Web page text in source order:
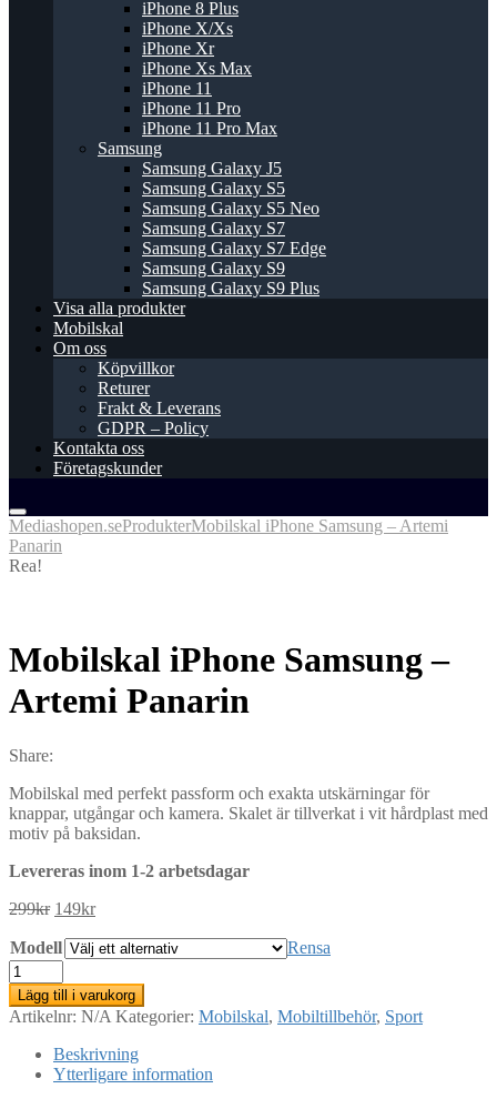
iPhone 8 Plus
iPhone X/Xs
iPhone Xr
iPhone Xs Max
iPhone 11
iPhone 11 Pro
iPhone 11 Pro Max
Samsung
Samsung Galaxy J5
Samsung Galaxy S5
Samsung Galaxy S5 Neo
Samsung Galaxy S7
Samsung Galaxy S7 Edge
Samsung Galaxy S9
Samsung Galaxy S9 Plus
Visa alla produkter
Mobilskal
Om oss
Köpvillkor
Returer
Frakt & Leverans
GDPR – Policy
Kontakta oss
Företagskunder
Mediashopen.seProdukterMobilskal iPhone Samsung – Artemi
Panarin
Rea!
Mobilskal iPhone Samsung –
Artemi Panarin
Share:
Mobilskal med perfekt passform och exakta utskärningar för
knappar, utgångar och kamera. Skalet är tillverkat i vit hårdplast med
motiv på baksidan.
Levereras inom 1-2 arbetsdagar
299kr Det
priset
var:
299kr.
149krDet
priset
149kr.
Modell
Rensa
Mobilskal
iPhone
Samsung
-
Artemi
Panarin
mängd
Lägg till i varukorg
Artikelnr: N/A Kategorier: Mobilskal, Mobiltillbehör, Sport
Beskrivning
Ytterligare information